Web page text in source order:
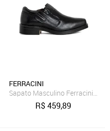
Couro Preto
FERRACINI
Sapato Masculino Ferracini 24h
R$459,89